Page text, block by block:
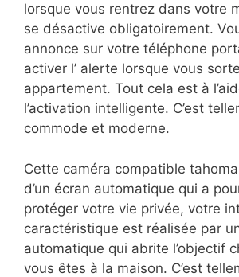
lorsque vous rentrez dans votre
se désactive obligatoirement.
annonce sur votre téléphone
activer l’ alerte lorsque vous
appartement. Tout cela est à
l’activation intelligente. C’est
commode et moderne.
Cette caméra compatible
d’un écran automatique qui a
protéger votre vie privée, votre
caractéristique est réalisée par
automatique qui abrite l’objectif
vous êtes à la maison. C’est